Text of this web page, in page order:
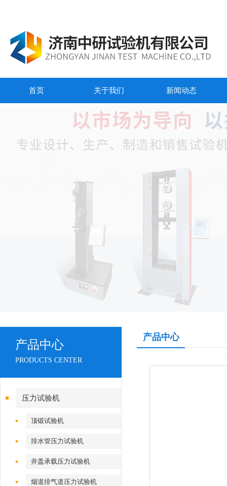
首页 关于我们 新闻动态
产品中心
PRODUCTS CENTER
压力试验机
顶锻试验机
排水管压力试验机
井盖承载压力试验机
烟道排气道压力试验机
产品中心